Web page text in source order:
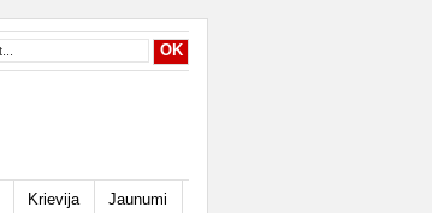
Krievija Jaunumi